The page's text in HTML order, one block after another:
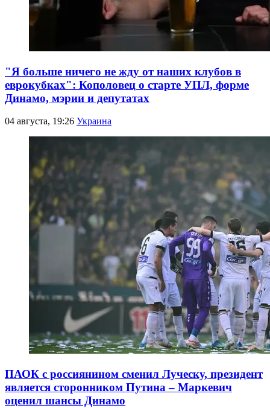
"Я больше ничего не жду от наших клубов в
еврокубках": Кополовец о старте УПЛ, форме
Динамо, мэрии и депутатах
04 августа, 19:26 Украина
ПАОК с россиянином сменил Луческу, президент
является сторонником Путина – Маркевич
оценил шансы Динамо